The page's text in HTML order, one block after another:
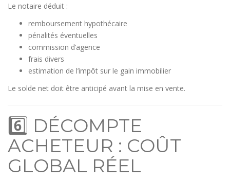
Le notaire déduit :
remboursement hypothécaire
pénalités éventuelles
commission d’agence
frais divers
estimation de l’impôt sur le gain immobilier
Le solde net doit être anticipé avant la mise en vente.
6️⃣ DÉCOMPTE
ACHETEUR : COÛT
GLOBAL RÉEL